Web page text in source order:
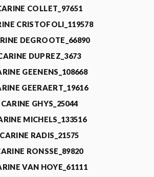
COLLET_97651
CRISTOFOLI_119578
DEGROOTE_66890
DUPREZ_3673
GEENENS_108668
GEERAERT_19616
CARINE GHYS_25044
MICHELS_133516
CARINE RADIS_21575
RONSSE_89820
VAN HOYE_61111